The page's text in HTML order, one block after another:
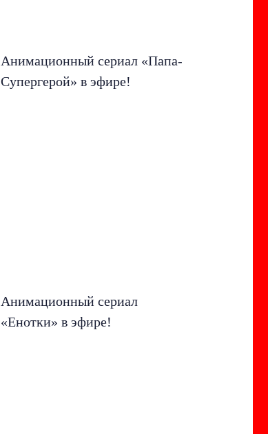
Анимационный сериал «Папа-
Супергерой» в эфире!
Анимационный сериал
«Енотки» в эфире!